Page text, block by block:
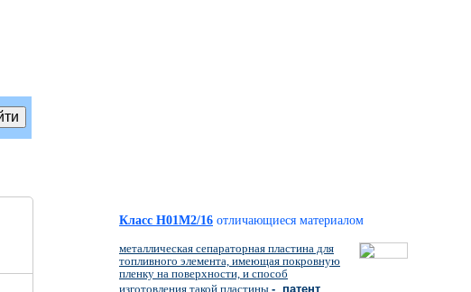
Класс H01M2/16 отличающиеся материалом
металлическая сепараторная пластина для
топливного элемента, имеющая покровную
пленку на поверхности, и способ
изготовления такой пластины - патент